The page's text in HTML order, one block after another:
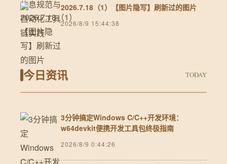
2026.7.18（1）【图片隐写】刷新过的图片
2026/8/9 15:44:38
今日资讯 TODAY
3分钟搞定Windows C/C++开发环境：
w64devkit便携开发工具包终极指南
2026/8/9 0:44:26